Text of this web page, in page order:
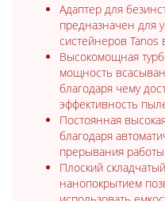
Адаптер для
предназначен для
систейнеров Tanos
Высокомощная
мощность
благодаря чему
эффективность
Постоянная
благодаря
прерывания работы
Плоский
нанопокрытием